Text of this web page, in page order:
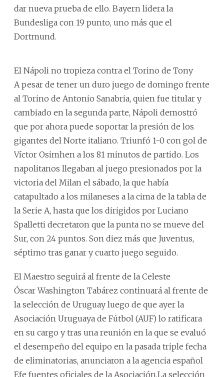
dar nueva prueba de ello. Bayern lidera la
Bundesliga con 19 punto, uno más que el
Dortmund.
El Nápoli no tropieza contra el Torino de Tony
A pesar de tener un duro juego de domingo frente
al Torino de Antonio Sanabria, quien fue titular y
cambiado en la segunda parte, Nápoli demostró
que por ahora puede soportar la presión de los
gigantes del Norte italiano. Triunfó 1-0 con gol de
Víctor Osimhen a los 81 minutos de partido. Los
napolitanos llegaban al juego presionados por la
victoria del Milan el sábado, la que había
catapultado a los milaneses a la cima de la tabla de
la Serie A, hasta que los dirigidos por Luciano
Spalletti decretaron que la punta no se mueve del
Sur, con 24 puntos. Son diez más que Juventus,
séptimo tras ganar y cuarto juego seguido.
El Maestro seguirá al frente de la Celeste
Óscar Washington Tabárez continuará al frente de
la selección de Uruguay luego de que ayer la
Asociación Uruguaya de Fútbol (AUF) lo ratificara
en su cargo y tras una reunión en la que se evaluó
el desempeño del equipo en la pasada triple fecha
de eliminatorias, anunciaron a la agencia español
Efe fuentes oficiales de la Asociación.La selección